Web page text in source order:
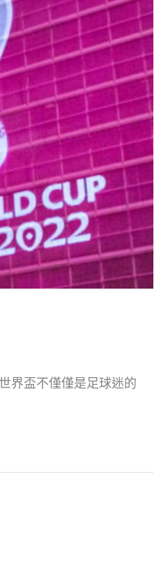
界盃不僅僅是足球迷的